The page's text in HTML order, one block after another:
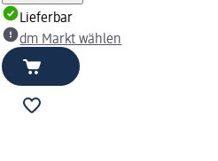
Lieferbar
dm Markt wählen